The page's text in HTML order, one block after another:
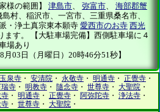
様の範囲】 津島市、 弥富市、 海部郡蟹
島村、稲沢市、一宮市、三重県桑名市、
・浄土真宗東本願寺 愛西市のお寺 西光
ます。 【大駐車場完備】西側駐車場に４
場あり
月03日（月曜日）20時46分51秒】
玉泉寺 ・ 安清院 ・ 永敬寺 ・ 明通寺 ・ 正覺寺 ・
寺 ・ 明教寺 ・ 隨念寺 ・ 世尊寺 ・ 大聖院 ・
・ 明通寺 ・ 正覺寺 ・ 阿弥陀寺 ・ 浄法寺 ・
寺 ・ 世尊寺 ・ 大聖院 ・